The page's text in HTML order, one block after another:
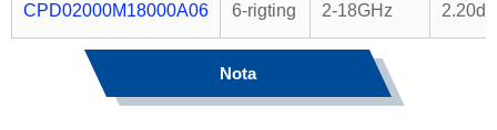
CPD02000M18000A06 6-rigting 2-18GHz 2.20dB
Nota